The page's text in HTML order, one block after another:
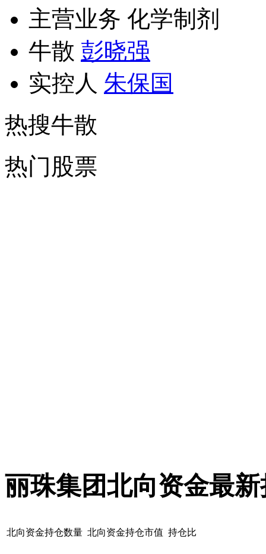
主营业务 化学制剂
牛散 彭晓强
实控人 朱保国
热搜牛散
热门股票
丽珠集团北向资金最
北向资金持仓数量 北向资金持仓市值 持仓比